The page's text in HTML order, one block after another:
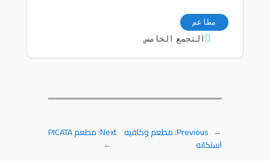
مطاعم
التجمع الخامس
←
Previous: مطعم وكافيه
استكانه
Next: مطعم PICATA
→